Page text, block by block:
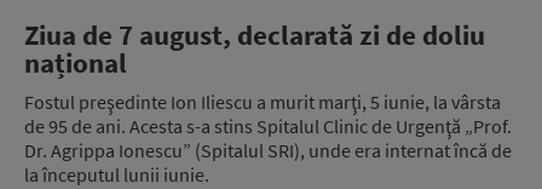
Ziua de 7 august, declarată zi de doliu
național
Fostul preşedinte Ion Iliescu a murit marţi, 5 iunie, la vârsta
de 95 de ani. Acesta s-a stins Spitalul Clinic de Urgenţă „Prof.
Dr. Agrippa Ionescu” (Spitalul SRI), unde era internat încă de
la începutul lunii iunie.